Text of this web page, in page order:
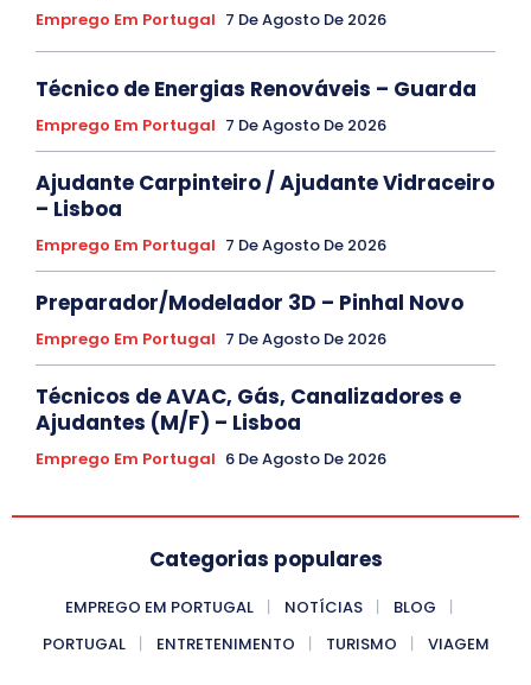
Emprego Em Portugal 7 De Agosto De 2026
Técnico de Energias Renováveis – Guarda
Emprego Em Portugal 7 De Agosto De 2026
Ajudante Carpinteiro / Ajudante Vidraceiro
– Lisboa
Emprego Em Portugal 7 De Agosto De 2026
Preparador/Modelador 3D – Pinhal Novo
Emprego Em Portugal 7 De Agosto De 2026
Técnicos de AVAC, Gás, Canalizadores e
Ajudantes (M/F) – Lisboa
Emprego Em Portugal 6 De Agosto De 2026
Categorias populares
EMPREGO EM PORTUGAL NOTÍCIAS
BLOG
PORTUGAL
ENTRETENIMENTO TURISMO VIAGEM